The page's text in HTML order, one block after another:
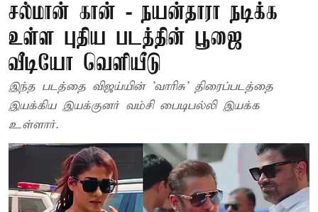
சல்மான் கான் - நயன்தாரா நடிக்க
உள்ள புதிய படத்தின் பூஜை
வீடியோ வெளியீடு
இந்த படத்தை விஜய்யின் 'வாரிசு' திரைப்படத்தை
இயக்கிய இயக்குனர் வம்சி பைடிபல்லி இயக்க
உள்ளார்.